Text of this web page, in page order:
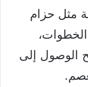
مثل حزام
الوصول إلى